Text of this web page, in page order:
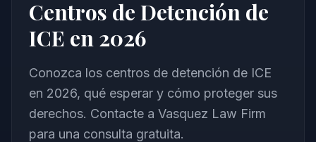
Centros de Detención de
ICE en 2026
Conozca los centros de detención de ICE
en 2026, qué esperar y cómo proteger sus
derechos. Contacte a Vasquez Law Firm
para una consulta gratuita.